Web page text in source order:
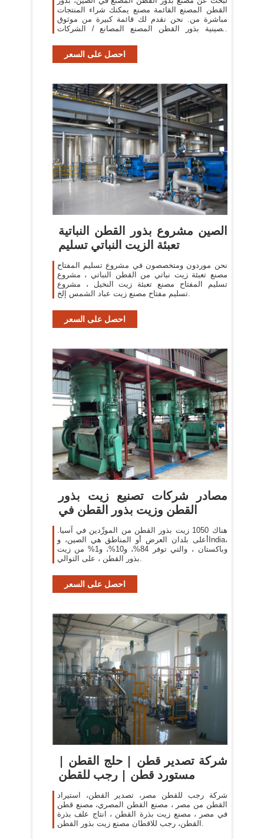
القطن المصنع القائمة مصنع يمكنك شراء المنتجات
مباشرة من. نحن نقدم لك قائمة كبيرة من موثوق
الصينية بذور القطن المصنع المصانع / الشركات
احصل على السعر
الصين مشروع بذور القطن النباتية
تعبئة الزيت النباتي تسليم
نحن موردون ومتخصصون في مشروع تسليم المفتاح
مصنع تعبئة زيت نباتي من القطن النباتي ، مشروع
تسليم المفتاح مصنع تعبئة زيت النخيل ، مشروع
تسليم مفتاح مصنع زيت عباد الشمس إلخ.
احصل على السعر
مصادر شركات تصنيع زيت بذور
القطن وزيت بذور القطن في
هناك 1050 زيت بذور القطن من المورِّدين في آسيا.
أعلى بلدان العرض أو المناطق هي الصين، وIndia،
وباكستان ، والتي توفر 84%، و10%، و1% من زيت
بذور القطن ، على التوالي.
احصل على السعر
شركة تصدير قطن | حلج القطن |
مستورد قطن | رجب للقطن
شركة رجب للقطن مصر، تصدير القطن، استيراد
القطن من مصر ، مصنع القطن المصري، مصنع قطن
في مصر ، مصنع زيت بذرة القطن ، انتاج علف بذرة
القطن، رجب للاقطان مصنع زيت بذور القطن.